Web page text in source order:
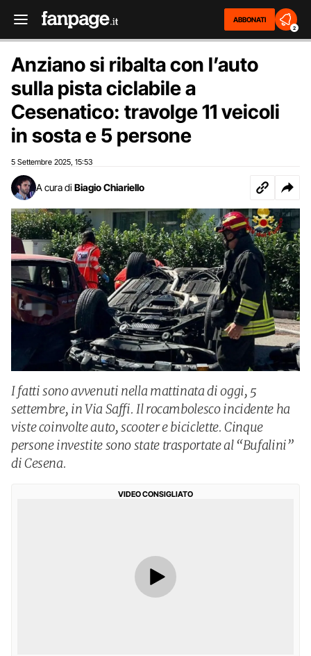
ABBONATI
2
Anziano si ribalta con l’auto
sulla pista ciclabile a
Cesenatico: travolge 11 veicoli
in sosta e 5 persone
5 Settembre 2025 15:53
A cura di Biagio Chiariello
I fatti sono avvenuti nella mattinata di oggi, 5
settembre, in Via Saffi. Il rocambolesco incidente ha
viste coinvolte auto, scooter e biciclette. Cinque
persone investite sono state trasportate al “Bufalini”
di Cesena.
VIDEO CONSIGLIATO